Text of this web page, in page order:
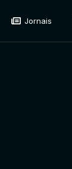
Jornais